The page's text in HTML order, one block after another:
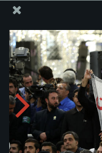
Discours du Guide
pèlerins de